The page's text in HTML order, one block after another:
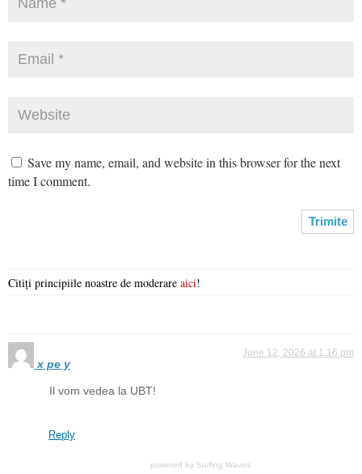
Save my name, email, and website in this browser for the next
time I comment.
Citiți principiile noastre de moderare aici!
x pe y
June 12, 2026 at 1:16 pm
Il vom vedea la UBT!
Reply
powered by Surfing Waves